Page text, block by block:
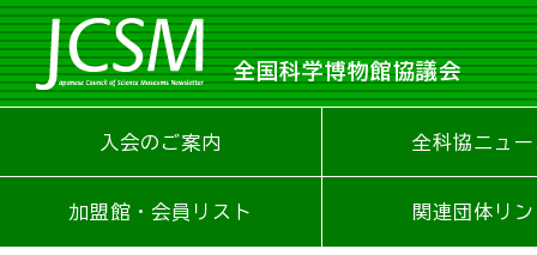
全国科学博物館協議会
入会のご案内 全科協ニュ
加盟館・会員リスト 関連団体リ